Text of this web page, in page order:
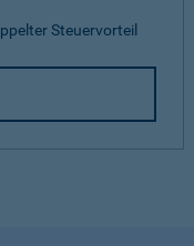
Steuervorteil